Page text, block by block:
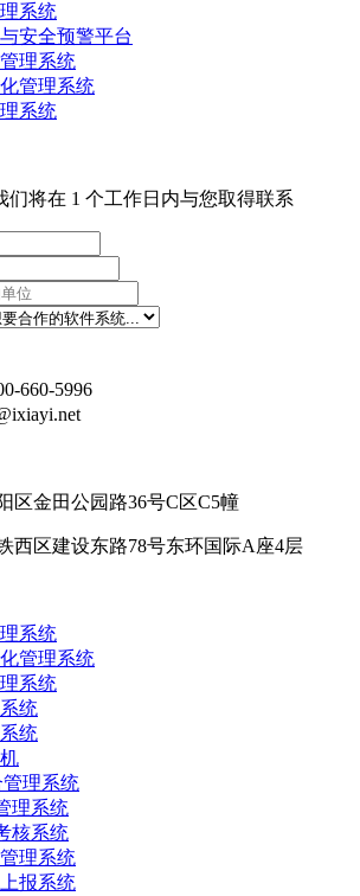
系统
安全预警平台
理系统
管理系统
系统
们将在 1 个工作日内与您取得联系
660-5996
区金田公园路36号C区C5幢
西区建设东路78号东环国际A座4层
系统
管理系统
系统
统
统
理系统
理系统
核系统
理系统
报系统